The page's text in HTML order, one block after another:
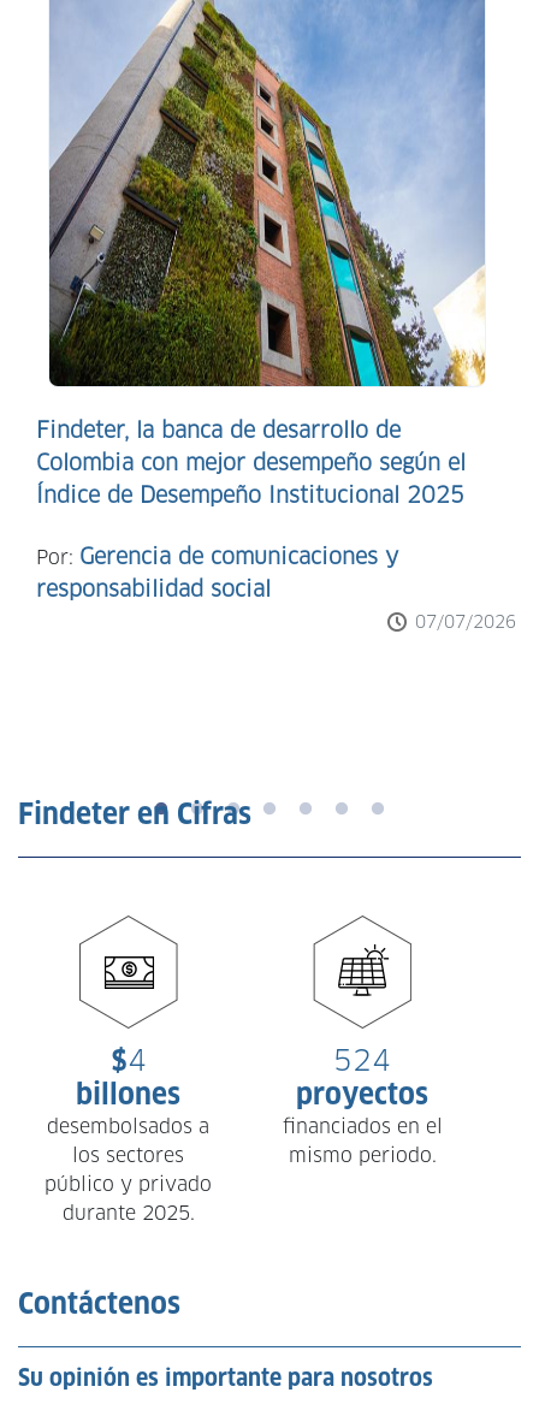
Findeter, la banca de desarrollo de
Colombia con mejor desempeño según el
Índice de Desempeño Institucional 2025
Por: Gerencia de comunicaciones y
responsabilidad social
07/07/2026
Findeter en Cifras
$4
billones
desembolsados a
los sectores
público y privado
durante 2025.
524
proyectos
financiados en el
mismo periodo.
Contáctenos
Su opinión es importante para nosotros